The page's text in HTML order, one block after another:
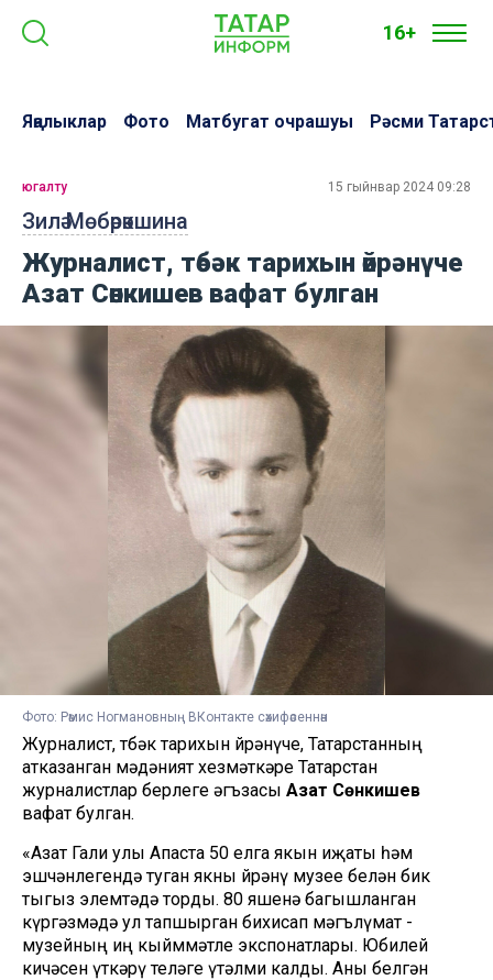
16+
Яңалыклар Фото Матбугат очрашуы Рәсми
Зилә Мөбәрәкшина
югалту 15 гыйнвар 2024 09:28
Журналист, төбәк тарихын өйрәнүче
Азат Сөнкишев вафат булган
Фото: Рәмис Ногмановның ВКонтакте сәхифәсеннән
Журналист, төбәк тарихын өйрәнүче, Татарстанның
атказанган мәдәният хезмәткәре Татарстан
журналистлар берлеге әгъзасы Азат Сөнкишев
вафат булган.
«Азат Гали улы Апаста 50 елга якын иҗаты һәм
эшчәнлегендә туган якны өйрәнү музее белән бик
тыгыз элемтәдә торды. 80 яшенә багышланган
күргәзмәдә ул тапшырган бихисап мәгълүмат -
музейның иң кыйммәтле экспонатлары. Юбилей
кичәсен үткәрү теләге үтәлми калды. Аны белгән